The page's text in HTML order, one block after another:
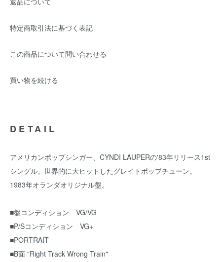
特定商取引法に基づく表記
この商品について問い合わせる
買い物を続ける
DETAIL
アメリカンポップシンガー、CYNDI LAUPERの'83年リリース1st
シングル。世界的に大ヒットしたグレイトポップチューン。
1983年オランダオリジナル盤。
■盤コンディション VG/VG
■P/Sコンディション VG+
■PORTRAIT
■B面 "Right Track Wrong Train"